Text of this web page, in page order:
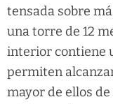
tensada sobre
una torre de 12
interior contiene
permiten
mayor de ellos